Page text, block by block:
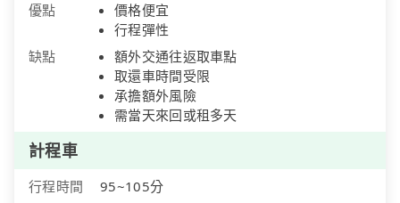
優點
價格便宜
行程彈性
缺點
額外交通往返取車點
取還車時間受限
承擔額外風險
需當天來回或租多天
計程車
行程時間
95~105分